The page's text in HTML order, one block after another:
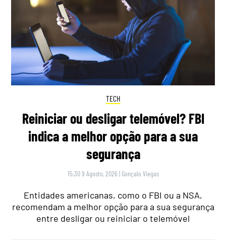
TECH
Reiniciar ou desligar telemóvel? FBI
indica a melhor opção para a sua
segurança
15:30 9 Agosto, 2026 | Gonçalo Viegas
Entidades americanas, como o FBI ou a NSA,
recomendam a melhor opção para a sua segurança
entre desligar ou reiniciar o telemóvel